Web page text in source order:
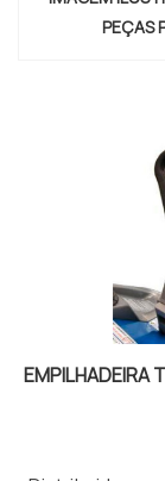
PEÇAS
EMPILHADEIRA